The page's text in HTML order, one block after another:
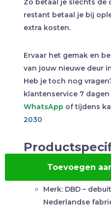
Toevoegen
Zo betaal je slechts de
restant betaal je bij
extra kosten.
Ervaar het gemak en
van jouw nieuwe deur
Heb je toch nog
klantenservice 7
WhatsApp of tijdens
2030
Merk: DBD –
Nederlandse